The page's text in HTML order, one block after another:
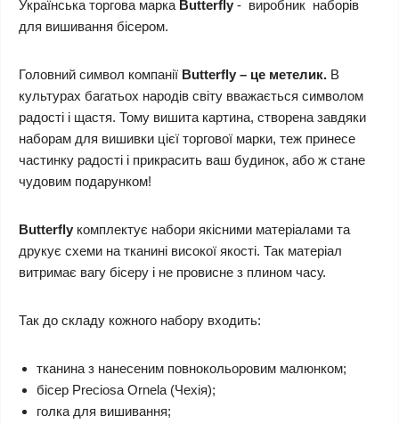
Українська торгова марка Butterfly - виробник наборів
для вишивання бісером.
Головний символ компанії Butterfly – це метелик. В
культурах багатьох народів світу вважається символом
радості і щастя. Тому вишита картина, створена завдяки
наборам для вишивки цієї торгової марки, теж принесе
частинку радості і прикрасить ваш будинок, або ж стане
чудовим подарунком!
Butterfly комплектує набори якісними матеріалами та
друкує схеми на тканині високої якості. Так матеріал
витримає вагу бісеру і не провисне з плином часу.
Так до складу кожного набору входить:
тканина з нанесеним повнокольоровим малюнком;
бісер Preciosa Ornela (Чехія);
голка для вишивання;